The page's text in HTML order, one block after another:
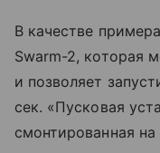
В качестве
Swarm-2, которая
и позволяет
сек. «Пусковая
смонтированная